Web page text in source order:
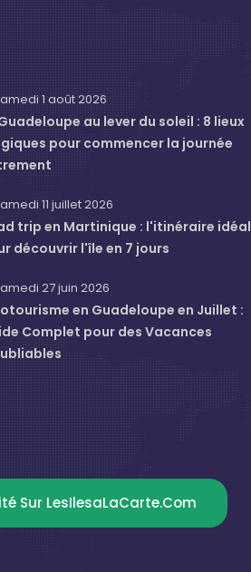
1 août 2026
au lever du soleil : 8 lieux
pour commencer la journée
11 juillet 2026
trip en Martinique : l'itinéraire idéal
découvrir l'île en 7 jours
27 juin 2026
en Guadeloupe en Juillet :
Complet pour des Vacances
Sur LesIlesaLaCarte.com